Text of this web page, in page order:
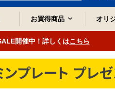
お買得商品 オリ
開催中！詳しくはこちら